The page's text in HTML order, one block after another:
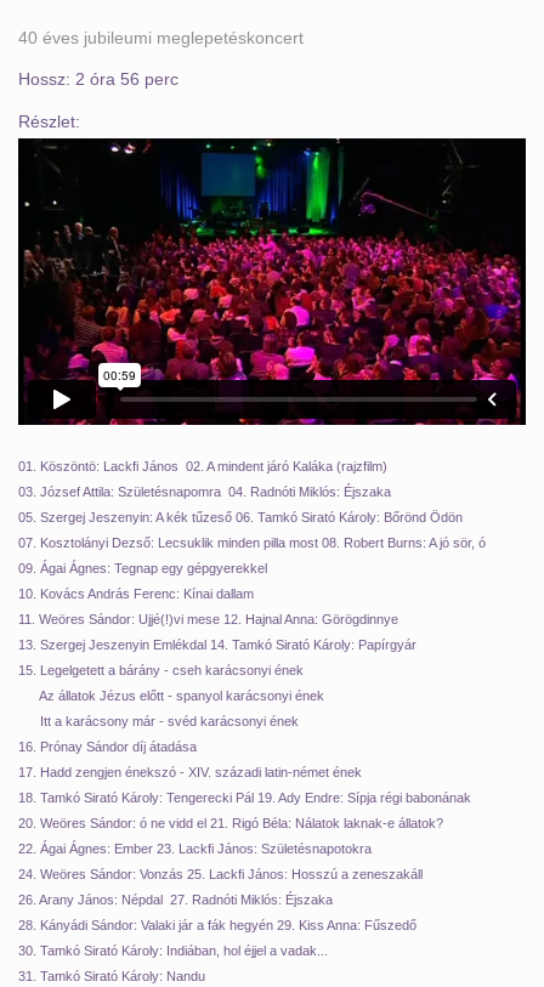
40 éves jubileumi meglepetéskoncert
Hossz: 2 óra 56 perc
Részlet:
01. Köszöntö: Lackfi János 02. A mindent járó Kaláka (rajzfilm)
03. József Attila: Születésnapomra 04. Radnóti Miklós: Éjszaka
05. Szergej Jeszenyin: A kék tűzeső 06. Tamkó Sirató Károly: Bőrönd Ödön
07. Kosztolányi Dezső: Lecsuklik minden pilla most 08. Robert Burns: A jó sör, ó
09. Ágai Ágnes: Tegnap egy gépgyerekkel
10. Kovács András Ferenc: Kínai dallam
11. Weöres Sándor: Ujjé(!)vi mese 12. Hajnal Anna: Görögdinnye
13. Szergej Jeszenyin Emlékdal 14. Tamkó Sirató Károly: Papírgyár
15. Legelgetett a bárány - cseh karácsonyi ének
Az állatok Jézus előtt - spanyol karácsonyi ének
Itt a karácsony már - svéd karácsonyi ének
16. Prónay Sándor díj átadása
17. Hadd zengjen énekszó - XIV. századi latin-német ének
18. Tamkó Sirató Károly: Tengerecki Pál 19. Ady Endre: Sípja régi babonának
20. Weöres Sándor: ó ne vidd el 21. Rigó Béla: Nálatok laknak-e állatok?
22. Ágai Ágnes: Ember 23. Lackfi János: Születésnapotokra
24. Weöres Sándor: Vonzás 25. Lackfi János: Hosszú a zeneszakáll
26. Arany János: Népdal 27. Radnóti Miklós: Éjszaka
28. Kányádi Sándor: Valaki jár a fák hegyén 29. Kiss Anna: Fűszedő
30. Tamkó Sirató Károly: Indiában, hol éjjel a vadak...
31. Tamkó Sirató Károly: Nandu